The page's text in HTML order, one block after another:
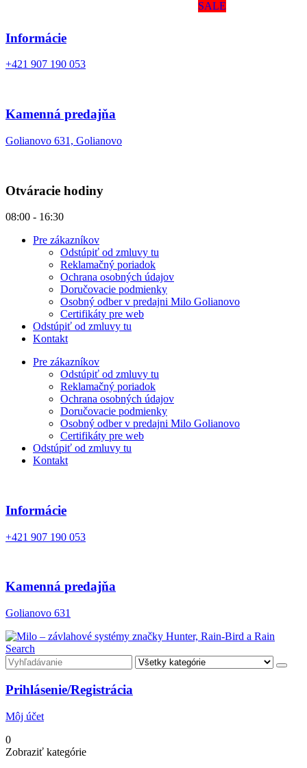
Informácie
+421 907 190 053
Kamenná predajňa
Golianovo 631, Golianovo
Otváracie hodiny
08:00 - 16:30
Pre zákazníkov
Odstúpiť od zmluvy tu
Reklamačný poriadok
Ochrana osobných údajov
Doručovacie podmienky
Osobný odber v predajni Milo Golianovo
Certifikáty pre web
Odstúpiť od zmluvy tu
Kontakt
Pre zákazníkov
Odstúpiť od zmluvy tu
Reklamačný poriadok
Ochrana osobných údajov
Doručovacie podmienky
Osobný odber v predajni Milo Golianovo
Certifikáty pre web
Odstúpiť od zmluvy tu
Kontakt
Informácie
+421 907 190 053
Kamenná predajňa
Golianovo 631
Search
Prihlásenie/Registrácia
Môj účet
0
Zobraziť kategórie
SALE